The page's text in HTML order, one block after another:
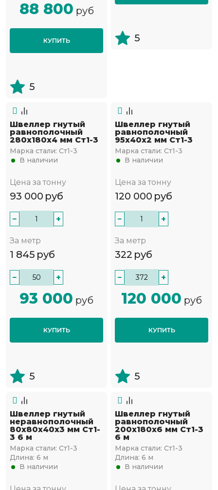
88 800 руб
КУПИТЬ
5
5
Швеллер гнутый
равнополочный
280х180х4 мм Ст1-3
Марка стали: Ст1-3
В наличии
Цена за тонну
93 000 руб
− +
За метр
1 845 руб
− +
93 000 руб
КУПИТЬ
5
Швеллер гнутый
равнополочный
95х40х2 мм Ст1-3
Марка стали: Ст1-3
В наличии
Цена за тонну
120 000 руб
− +
За метр
322 руб
− +
120 000 руб
КУПИТЬ
5
Швеллер гнутый
неравнополочный
80х80х40х3 мм Ст1-
3 6 м
Марка стали: Ст1-3
Длина: 6 м
В наличии
Швеллер гнутый
равнополочный
200х180х6 мм Ст1-3
6 м
Марка стали: Ст1-3
Длина: 6 м
В наличии